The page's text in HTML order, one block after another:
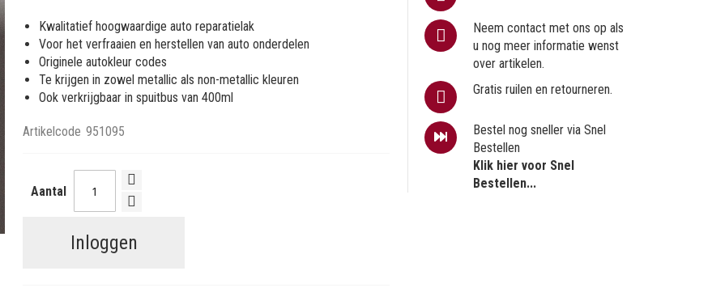
Kwalitatief hoogwaardige auto reparatielak
Voor het verfraaien en herstellen van auto onderdelen
Originele autokleur codes
Te krijgen in zowel metallic als non-metallic kleuren
Ook verkrijgbaar in spuitbus van 400ml
Artikelcode 951095
Aantal
Inloggen
Neem contact met ons op als
u nog meer informatie wenst
over artikelen.
Gratis ruilen en retourneren.
Bestel nog sneller via Snel
Bestellen
Klik hier voor Snel
Bestellen...